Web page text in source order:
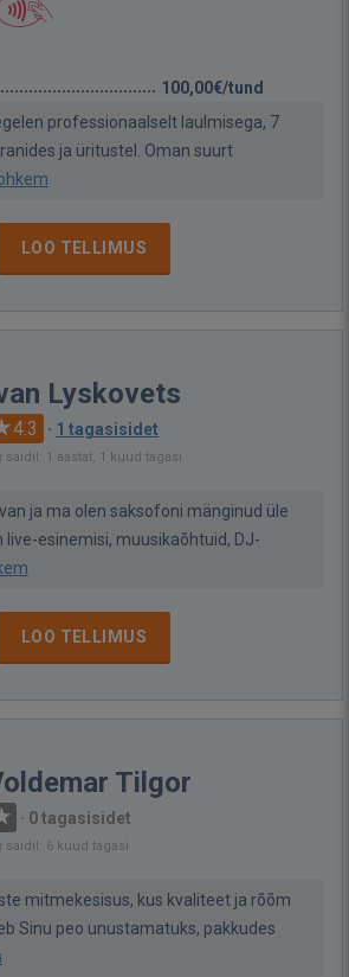
100,00€/tund
professionaalselt laulmisega, 7
ja üritustel. Oman suurt
LOO TELLIMUS
Lyskovets
4.3 · 1 tagasisidet
saidil: 1 aastat, 1 kuud tagasi
ja ma olen saksofoni mänginud üle
esinemisi, muusikaõhtuid, DJ-
LOO TELLIMUS
Tilgor
· 0 tagasisidet
saidil: 6 kuud tagasi
mitmekesisus, kus kvaliteet ja rõõm
Sinu peo unustamatuks, pakkudes